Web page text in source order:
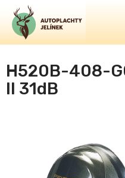
obsah
H520B-408-
II 31dB